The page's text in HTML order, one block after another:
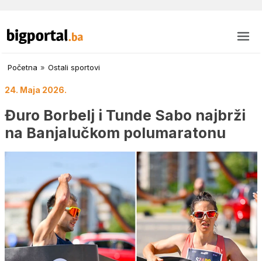
Početna » Ostali sportovi
24. Maja 2026.
Đuro Borbelj i Tunde Sabo najbrži
na Banjalučkom polumaratonu